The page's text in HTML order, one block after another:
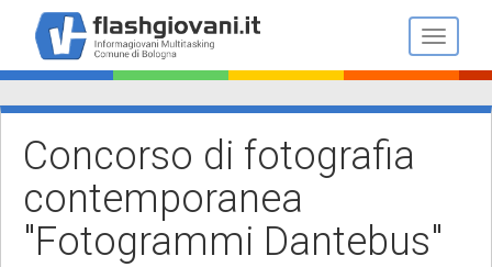
contenuto
principale
Toggle
Concorso di fotografia
contemporanea
"Fotogrammi Dantebus"